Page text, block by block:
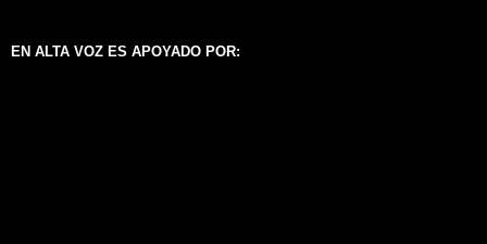
EN ALTA VOZ ES APOYADO POR: